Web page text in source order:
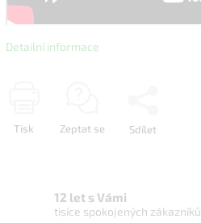
Detailní informace
Tisk Zeptat se Sdílet
12 let s Vámi
tisíce spokojených zákazníků